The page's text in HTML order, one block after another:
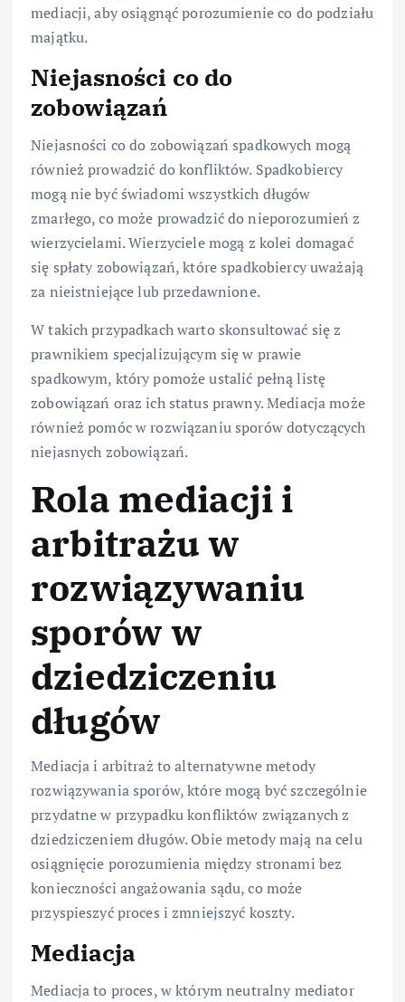
mediacji, aby osiągnąć porozumienie co do podziału
majątku.
Niejasności co do
zobowiązań
Niejasności co do zobowiązań spadkowych mogą
również prowadzić do konfliktów. Spadkobiercy
mogą nie być świadomi wszystkich długów
zmarłego, co może prowadzić do nieporozumień z
wierzycielami. Wierzyciele mogą z kolei domagać
się spłaty zobowiązań, które spadkobiercy uważają
za nieistniejące lub przedawnione.
W takich przypadkach warto skonsultować się z
prawnikiem specjalizującym się w prawie
spadkowym, który pomoże ustalić pełną listę
zobowiązań oraz ich status prawny. Mediacja może
również pomóc w rozwiązaniu sporów dotyczących
niejasnych zobowiązań.
Rola mediacji i
arbitrażu w
rozwiązywaniu
sporów w
dziedziczeniu
długów
Mediacja i arbitraż to alternatywne metody
rozwiązywania sporów, które mogą być szczególnie
przydatne w przypadku konfliktów związanych z
dziedziczeniem długów. Obie metody mają na celu
osiągnięcie porozumienia między stronami bez
konieczności angażowania sądu, co może
przyspieszyć proces i zmniejszyć koszty.
Mediacja
Mediacja to proces, w którym neutralny mediator